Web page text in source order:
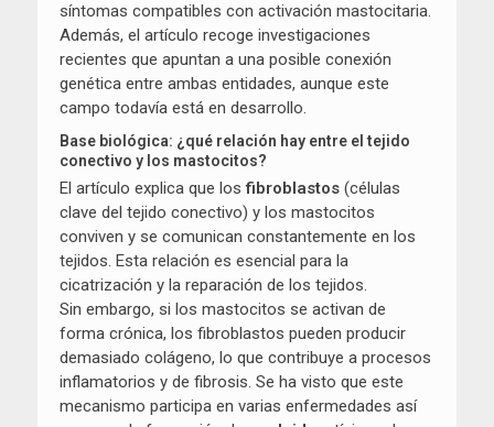
síntomas compatibles con activación mastocitaria.
Además, el artículo recoge investigaciones
recientes que apuntan a una posible conexión
genética entre ambas entidades, aunque este
campo todavía está en desarrollo.
Base biológica: ¿qué relación hay entre el tejido
conectivo y los mastocitos?
El artículo explica que losfibroblastos (células
clave del tejido conectivo) y los mastocitos
conviven y se comunican constantemente en los
tejidos. Esta relación es esencial para la
cicatrización y la reparación de los tejidos.
Sin embargo, si los mastocitos se activan de
forma crónica, los fibroblastos pueden producir
demasiado colágeno, lo que contribuye a procesos
inflamatorios y de fibrosis. Se ha visto que este
mecanismo participa en varias enfermedades así